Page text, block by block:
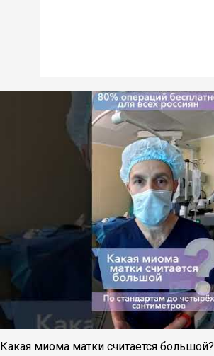
Какая миома матки считается большой?